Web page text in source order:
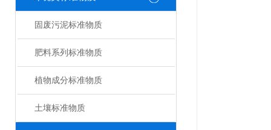
固废污泥标准物质
肥料系列标准物质
植物成分标准物质
土壤标准物质